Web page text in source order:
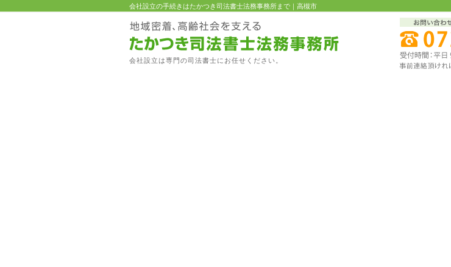
会社設立の手続きはたかつき司法書士法務事務所まで｜高槻市
会社設立は専門の司法書士にお任せください。